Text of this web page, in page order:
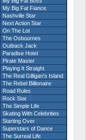
My Big Fat Fiance
Nashville Star
Next Action Star
On The Lot
The Osbournes
Outback Jack
Paradise Hotel
Pirate Master
Playing It Straight
The Real Gilligan's Island
The Rebel Billionaire
Road Rules
Rock Star
The Simple Life
Skating With Celebrities
Starting Over
Superstars of Dance
The Surreal Life